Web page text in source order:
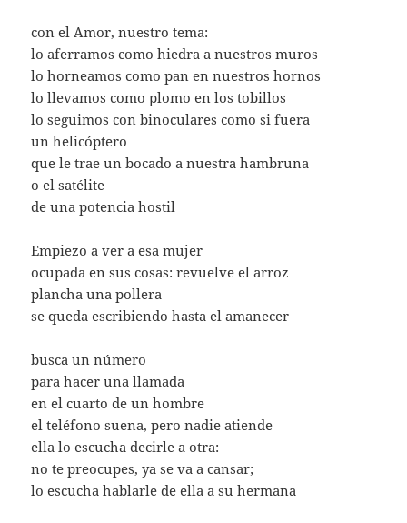
con el Amor, nuestro tema:
lo aferramos como hiedra a nuestros muros
lo horneamos como pan en nuestros hornos
lo llevamos como plomo en los tobillos
lo seguimos con binoculares como si fuera
un helicóptero
que le trae un bocado a nuestra hambruna
o el satélite
de una potencia hostil
Empiezo a ver a esa mujer
ocupada en sus cosas: revuelve el arroz
plancha una pollera
se queda escribiendo hasta el amanecer
busca un número
para hacer una llamada
en el cuarto de un hombre
el teléfono suena, pero nadie atiende
ella lo escucha decirle a otra:
no te preocupes, ya se va a cansar;
lo escucha hablarle de ella a su hermana